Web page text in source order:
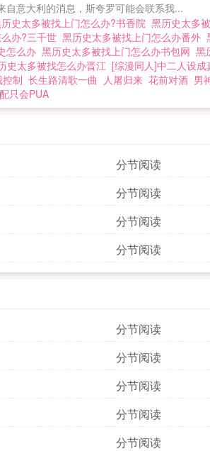
自意大利的消息，斯夸罗可能会联系我...
史太多被找上门怎么办?书香院 黑历史太多
办?三千世 黑历史太多被找上门怎么办番外
怎么办 黑历史太多被找上门怎么办书包网 黑
史太多被找怎么办晋江 [综漫同人]中二人设成
制 长生路清歌一曲 人屠归来 花前对酒 男
只会PUA
分节阅读
分节阅读
分节阅读
分节阅读
分节阅读
分节阅读
分节阅读
分节阅读
分节阅读